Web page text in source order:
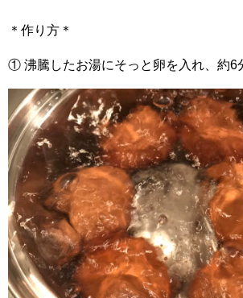
＊作り方＊
① 沸騰したお湯にそっと卵を入れ、約6